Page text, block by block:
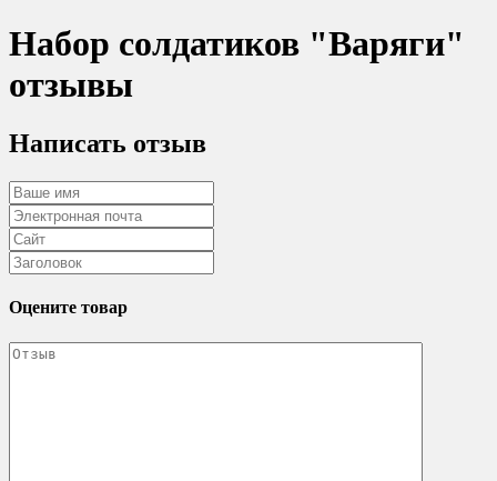
Набор солдатиков "Варяги"
отзывы
Написать отзыв
Оцените товар